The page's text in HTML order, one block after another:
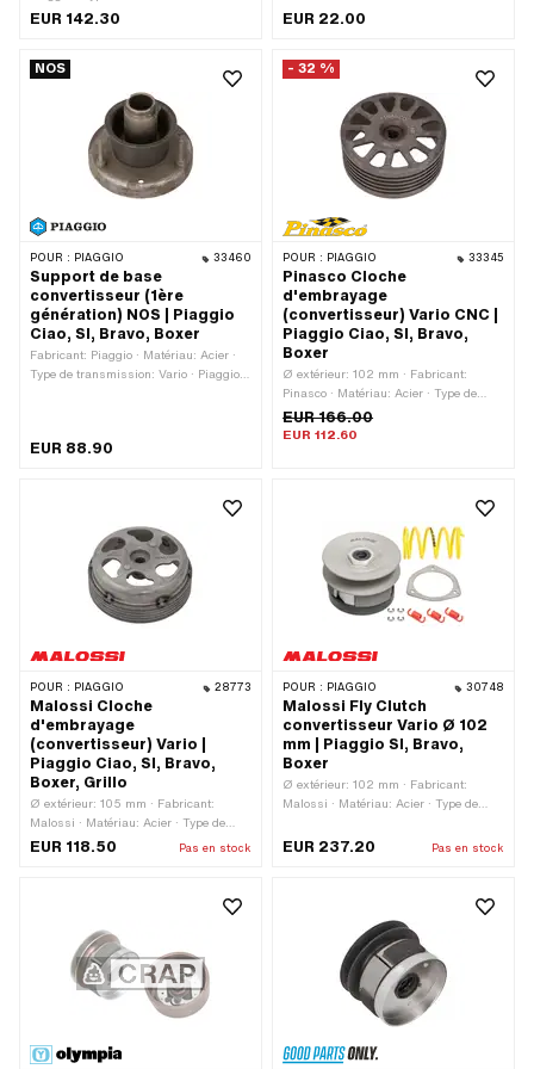
Nombre de mâchoires: 3 pcs · Poids:
numéro OEM: 249817
EUR 142.30 EUR 22.00
NOS
POUR : PIAGGIO 33460
Support de base
convertisseur (1ère
génération) NOS | Piaggio
Ciao, SI, Bravo, Boxer
Fabricant: Piaggio · Matériau: Acier ·
Type de transmission: Vario · Piaggio
EUR 88.90
- 32 %
POUR : PIAGGIO 33345
Pinasco Cloche
d'embrayage
(convertisseur) Vario CNC |
Piaggio Ciao, SI, Bravo,
Boxer
Ø extérieur: 102 mm · Fabricant:
Pinasco · Matériau: Acier · Type de
transmission: Vario · Ø intérieur: 93.5
mm · Poids: 494 g
EUR 166.00
EUR 112.60
POUR : PIAGGIO 28773
Malossi Cloche
d'embrayage
(convertisseur) Vario |
Piaggio Ciao, SI, Bravo,
Boxer, Grillo
Ø extérieur: 105 mm · Fabricant:
Malossi · Matériau: Acier · Type de
transmission: Vario · Ø intérieur: 93
EUR 118.50 Pas en stock
POUR : PIAGGIO 30748
Malossi Fly Clutch
convertisseur Vario Ø 102
mm | Piaggio SI, Bravo,
Boxer
Ø extérieur: 102 mm · Fabricant:
Malossi · Matériau: Acier · Type de
mâchoires: 3 pcs · Nombre de ressorts:
jaune/bleu/noir) · Poids: 1170 g
EUR 237.20 Pas en stock